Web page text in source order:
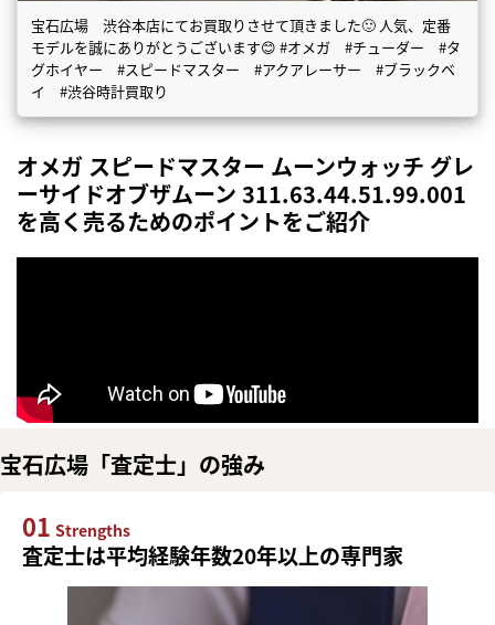
宝石広場 渋谷本店にてお買取りさせて頂きました🙂 人気、定番
モデルを誠にありがとうございます😊 #オメガ #チューダー #タ
グホイヤー #スピードマスター #アクアレーサー #ブラックベ
イ #渋谷時計買取り
オメガ スピードマスター ムーンウォッチ グレ
ーサイドオブザムーン 311.63.44.51.99.001
を高く売るためのポイントをご紹介
宝石広場「査定士」の強み
01 Strengths
査定士は平均経験年数20年以上の専門家